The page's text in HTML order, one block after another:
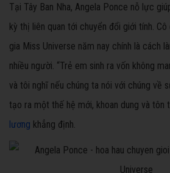
Tại Tây Ban Nha, Angela Ponce nỗ lực
kỳ thị liên quan tới chuyển đổi giới tính.
gia Miss Universe năm nay chính là cách
nhiều người. “Trẻ em sinh ra vốn không
và tôi nghĩ nếu chúng ta nói với chúng về
tạo ra một thế hệ mới, khoan dung và tôn
lương khẳng định.